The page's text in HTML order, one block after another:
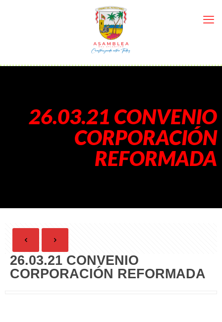
26.03.21 CONVENIO
CORPORACIÓN
REFORMADA
26.03.21 CONVENIO
CORPORACIÓN REFORMADA